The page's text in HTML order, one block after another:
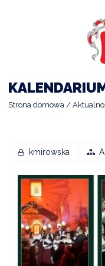
Strona domowa
kmirowska